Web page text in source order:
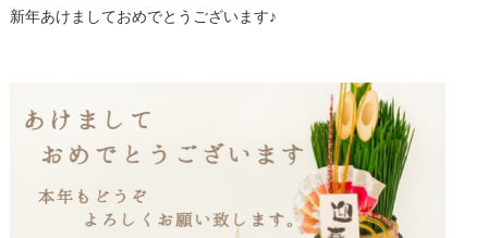
新年あけましておめでとうございます♪